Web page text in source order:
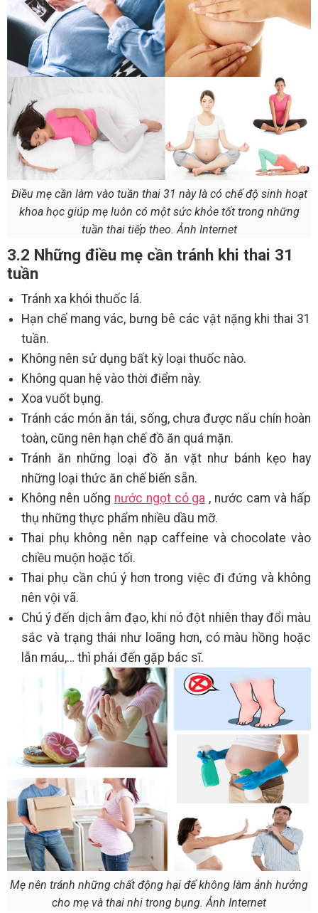
Điều mẹ cần làm vào tuần thai 31 này là có chế độ sinh hoạt
khoa học giúp mẹ luôn có một sức khỏe tốt trong những
tuần thai tiếp theo. Ảnh Internet
3.2 Những điều mẹ cần tránh khi thai 31
tuần
Tránh xa khói thuốc lá.
Hạn chế mang vác, bưng bê các vật nặng khi thai 31
tuần.
Không nên sử dụng bất kỳ loại thuốc nào.
Không quan hệ vào thời điểm này.
Xoa vuốt bụng.
Tránh các món ăn tái, sống, chưa được nấu chín hoàn
toàn, cũng nên hạn chế đồ ăn quá mặn.
Tránh ăn những loại đồ ăn vặt như bánh kẹo hay
những loại thức ăn chế biến sẵn.
Không nên uống nước ngọt có ga , nước cam và hấp
thụ những thực phẩm nhiều dầu mỡ.
Thai phụ không nên nạp caffeine và chocolate vào
chiều muộn hoặc tối.
Thai phụ cần chú ý hơn trong việc đi đứng và không
nên vội vã.
Chú ý đến dịch âm đạo, khi nó đột nhiên thay đổi màu
sắc và trạng thái như loãng hơn, có màu hồng hoặc
lẫn máu,… thì phải đến gặp bác sĩ.
Mẹ nên tránh những chất động hại để không làm ảnh hưởng
cho mẹ và thai nhi trong bụng. Ảnh Internet